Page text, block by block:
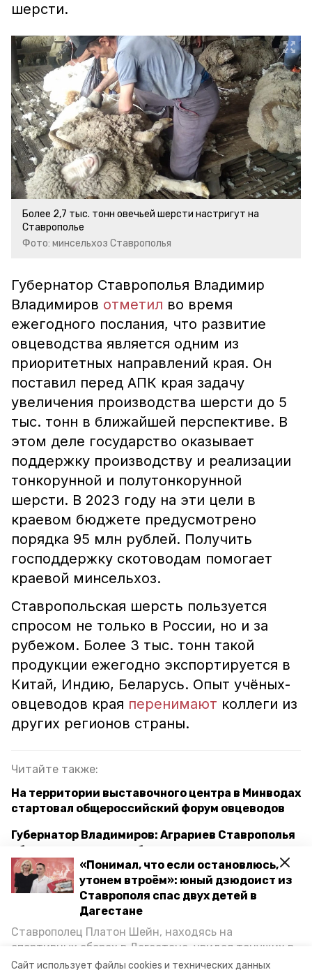
Сайт использует файлы cookies и технических данных
«Понимал, что если остановлюсь,
утонем втроём»: юный дзюдоист из
Ставрополя спас двух детей в
Дагестане
Ставрополец Платон Шейн, находясь на
спортивных сборах в Дегестане, увидел тонущих в
Каспийском море детей и бросился на помощь. По
шерсти.
Более 2,7 тыс. тонн овечьей шерсти настригут на
Ставрополье
Фото: минсельхоз Ставрополья
Губернатор Ставрополья Владимир
Владимиров отметил во время
ежегодного послания, что развитие
овцеводства является одним из
приоритетных направлений края. Он
поставил перед АПК края задачу
увеличения производства шерсти до 5
тыс. тонн в ближайшей перспективе. В
этом деле государство оказывает
поддержку производству и реализации
тонкорунной и полутонкорунной
шерсти. В 2023 году на эти цели в
краевом бюджете предусмотрено
порядка 95 млн рублей. Получить
господдержку скотоводам помогает
краевой минсельхоз.
Ставропольская шерсть пользуется
спросом не только в России, но и за
рубежом. Более 3 тыс. тонн такой
продукции ежегодно экспортируется в
Китай, Индию, Беларусь. Опыт учёных-
овцеводов края перенимают коллеги из
других регионов страны.
Читайте также:
На территории выставочного центра в Минводах
стартовал общероссийский форум овцеводов
Губернатор Владимиров: Аграриев Ставрополья
обеспечили всем необходимым для весенне-
полевых работ
программа "развитие сельского хозяйства"
развитие сельского хозяйства овцеводство